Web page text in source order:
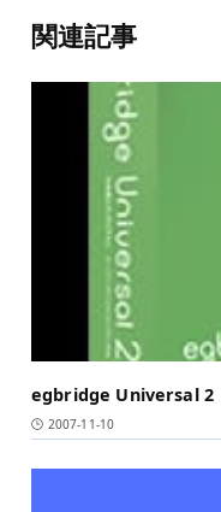
関連記事
egbridge Universal 2
2007-11-10